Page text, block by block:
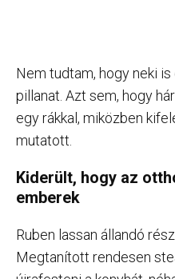
Nem tudtam, hogy neki
pillanat. Azt sem, hogy
egy rákkal, miközben
mutatott.
Kiderült, hogy az
emberek
Ruben lassan állandó
Megtanított rendesen